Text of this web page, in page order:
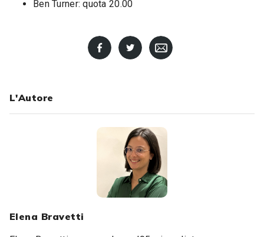
Ben Turner: quota 20.00
L'Autore
Elena Bravetti